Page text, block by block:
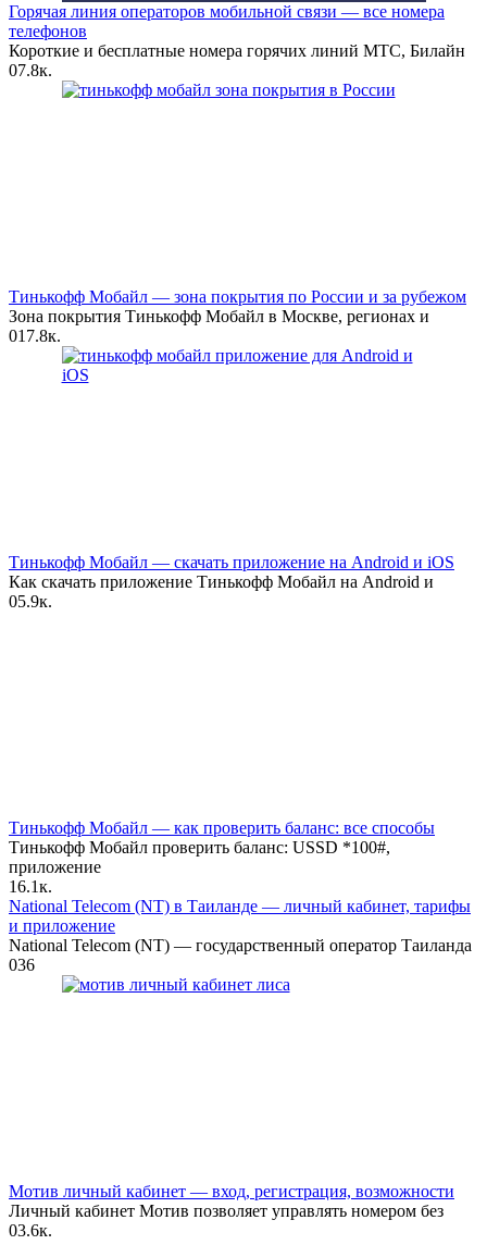
Горячая линия операторов мобильной связи — все номера
телефонов
Короткие и бесплатные номера горячих линий МТС, Билайн
07.8к.
Тинькофф Мобайл — зона покрытия по России и за рубежом
Зона покрытия Тинькофф Мобайл в Москве, регионах и
017.8к.
Тинькофф Мобайл — скачать приложение на Android и iOS
Как скачать приложение Тинькофф Мобайл на Android и
05.9к.
Тинькофф Мобайл — как проверить баланс: все способы
Тинькофф Мобайл проверить баланс: USSD *100#,
приложение
16.1к.
National Telecom (NT) в Таиланде — личный кабинет, тарифы
и приложение
National Telecom (NT) — государственный оператор Таиланда
036
Мотив личный кабинет — вход, регистрация, возможности
Личный кабинет Мотив позволяет управлять номером без
03.6к.